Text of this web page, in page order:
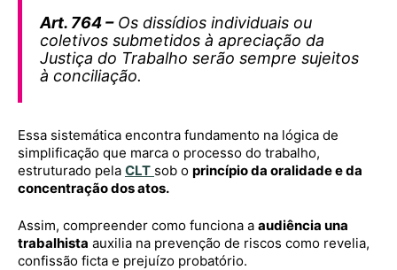
Art. 764 –Os dissídios individuais ou
coletivos submetidos à apreciação da
Justiça do Trabalho serão sempre sujeitos
à conciliação.
Essa sistemática encontra fundamento na lógica de
simplificação que marca o processo do trabalho,
estruturado pela CLT sob o princípio da oralidade e da
concentração dos atos.
Assim, compreender como funciona a audiência una
trabalhista auxilia na prevenção de riscos como revelia,
confissão ficta e prejuízo probatório.